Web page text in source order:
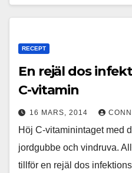
RECEPT
En rejäl dos
C-vitamin
16 MARS, 2014
Höj C-vitaminintaget med
jordgubbe och vindruva.
tillför en rejäl dos